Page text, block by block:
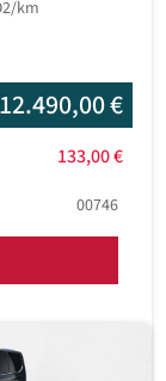
km
12.490,00 €
133,00 €
00746